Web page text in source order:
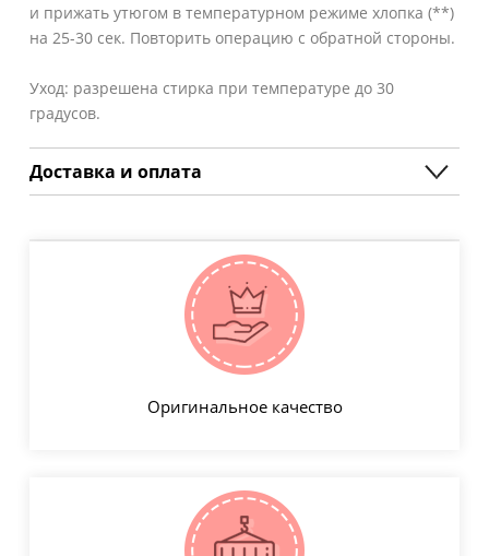
и прижать утюгом в температурном режиме хлопка (**)
на 25-30 сек. Повторить операцию с обратной стороны.
Уход: разрешена стирка при температуре до 30
градусов.
Доставка и оплата
Оригинальное качество